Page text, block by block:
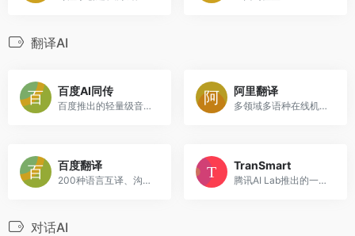
翻译AI
百度AI同传
百度推出的轻量级音视频同传字幕工具，支持中文、英文、日语。
阿里翻译
多领域多语种在线机器翻译，支持全球214种语言，深耕多个垂直领域
百度翻译
200种语言互译、沟通全世界！
TranSmart
腾讯AI Lab推出的一款AI交互翻译
对话AI